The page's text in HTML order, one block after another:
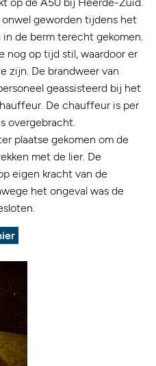
geworden tijdens het
de berm terecht gekomen.
nog op tijd stil, waardoor er
zijn. De brandweer van
geassisteerd bij het
De chauffeur is per
overgebracht.
plaatse gekomen om de
met de lier. De
eigen kracht van de
het ongeval was de